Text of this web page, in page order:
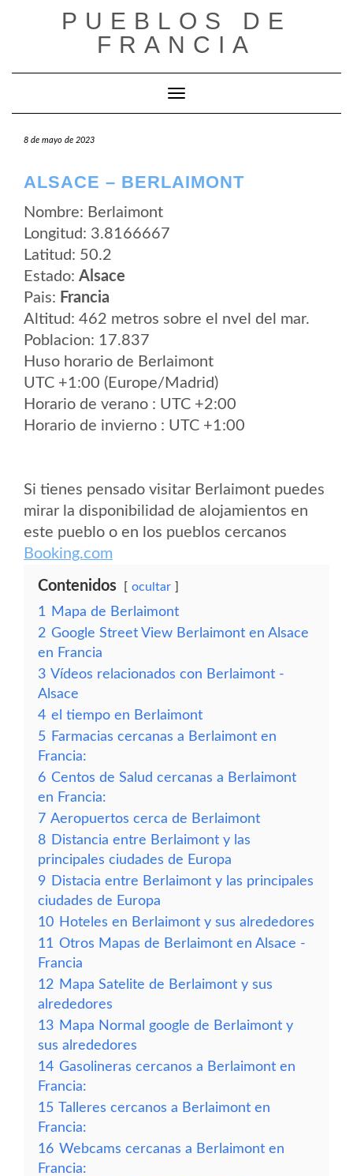
PUEBLOS DE
FRANCIA
Cambiar modo de navegación
8 de mayo de 2023
ALSACE – BERLAIMONT
Nombre: Berlaimont
Longitud: 3.8166667
Latitud: 50.2
Estado: Alsace
Pais: Francia
Altitud: 462 metros sobre el nvel del mar.
Poblacion: 17.837
Huso horario de Berlaimont
UTC +1:00 (Europe/Madrid)
Horario de verano : UTC +2:00
Horario de invierno : UTC +1:00
Si tienes pensado visitar Berlaimont puedes
mirar la disponibilidad de alojamientos en
este pueblo o en los pueblos cercanos
Booking.com
Contenidos ocultar
1
Mapa de Berlaimont
2 Google Street View Berlaimont en Alsace
en Francia
3 Vídeos relacionados con Berlaimont -
Alsace
4 el tiempo en Berlaimont
5 Farmacias cercanas a Berlaimont en
Francia:
6 Centos de Salud cercanas a Berlaimont
en Francia:
7 Aeropuertos cerca de Berlaimont
8 Distancia entre Berlaimont y las
principales ciudades de Europa
9 Distacia entre Berlaimont y las principales
ciudades de Europa
10 Hoteles en Berlaimont y sus alrededores
11 Otros Mapas de Berlaimont en Alsace -
Francia
12 Mapa Satelite de Berlaimont y sus
alrededores
13 Mapa Normal google de Berlaimont y
sus alrededores
14 Gasolineras cercanos a Berlaimont en
Francia:
15 Talleres cercanos a Berlaimont en
Francia:
16 Webcams cercanas a Berlaimont en
Francia: